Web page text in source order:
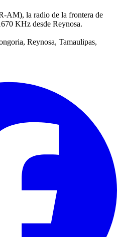
AM), la radio de la frontera de
KHz desde Reynosa.
Reynosa, Tamaulipas,